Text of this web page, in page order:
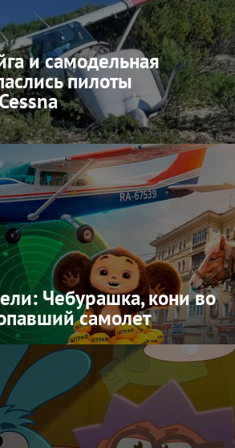
и самодельная
пилоты
Чебурашка, кони во
самолет